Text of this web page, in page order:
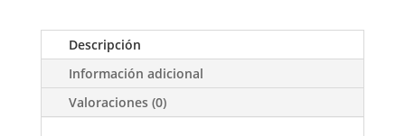
Descripción
Información adicional
Valoraciones (0)